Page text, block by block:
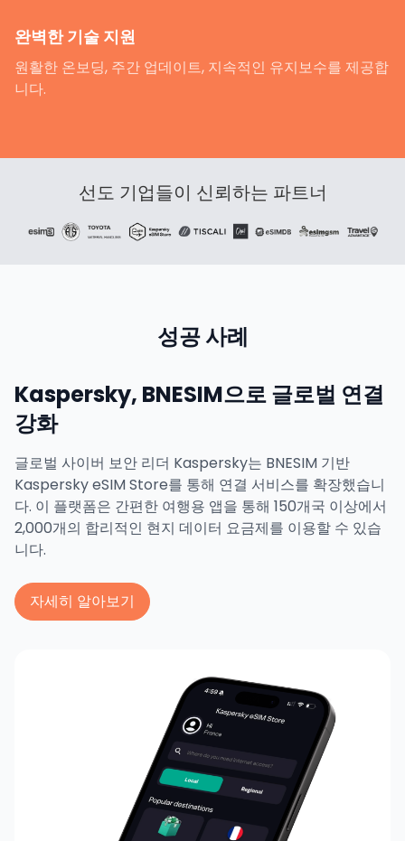
완벽한 기술 지원
원활한 온보딩, 주간 업데이트, 지속적인 유지보수를 제공합
니다.
선도 기업들이 신뢰하는 파트너
성공 사례
Kaspersky, BNESIM으로 글로벌 연결
강화
글로벌 사이버 보안 리더 Kaspersky는 BNESIM 기반
Kaspersky eSIM Store를 통해 연결 서비스를 확장했습니
다. 이 플랫폼은 간편한 여행용 앱을 통해 150개국 이상에서
2,000개의 합리적인 현지 데이터 요금제를 이용할 수 있습
니다.
자세히 알아보기